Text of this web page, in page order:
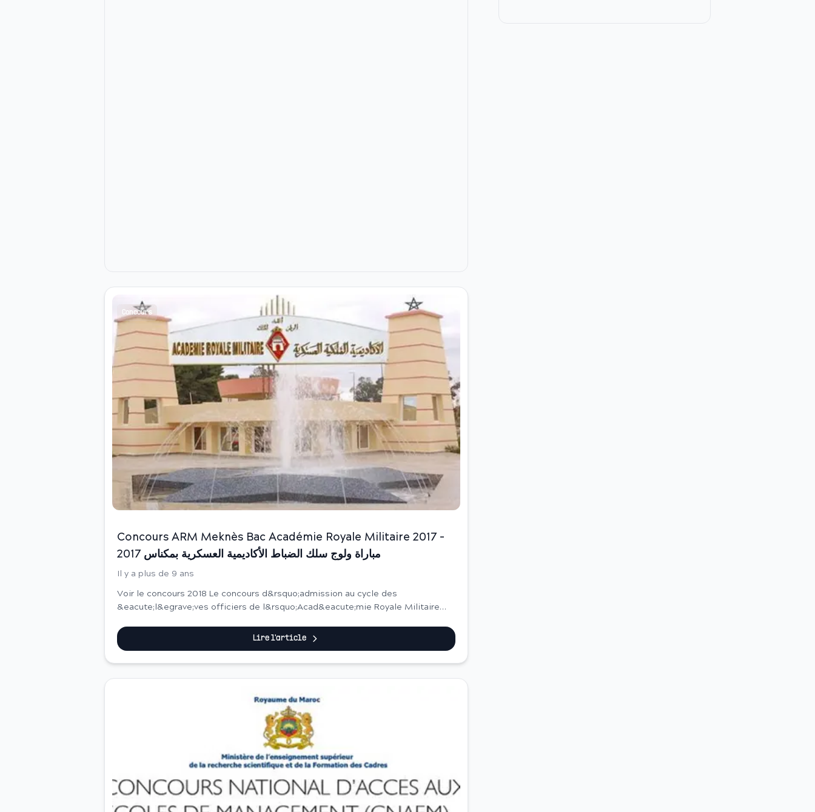
Concours
Concours ARM Meknès Bac Académie Royale Militaire 2017 -
مباراة ولوج سلك الضباط الأكاديمية العسكرية بمكناس 2017
Il y a plus de 9 ans
Voir le concours 2018 Le concours d&rsquo;admission au cycle des
&eacute;l&egrave;ves officiers de l&rsquo;Acad&eacute;mie Royale Militaire
Lire l'article